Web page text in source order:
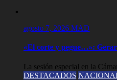
agosto 7, 2026 MAD
«El corte y pegue…»:
La sesión especial en la
DESTACADOS